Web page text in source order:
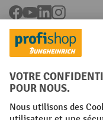
Facebook
YouTubeLinkedInInstagram
Langues
FR NL